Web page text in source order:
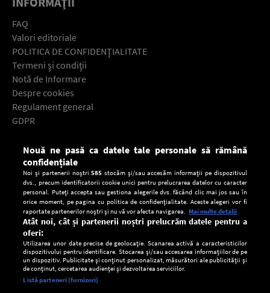
FAQ
Valori editoriale
POLITICA DE CONFIDENŢIALITATE
Termeni şi condiţii
Notă de Informare
Despre cookies
Regulament general
GDPR
Descarcă gratuit aplicaţia Europa FM pentru smartphone:
Setări:
Nouă ne pasă ca datele tale personale să rămână
confidențiale
Noi și partenerii noștri585 stocăm și/sau accesăm informații pe dispozitivul
dvs., precum identificatorii cookie unici pentru prelucrarea datelor cu caracter
personal. Puteți accepta sau gestiona alegerile dvs. făcând clic mai jos sau în
orice moment, pe pagina cu politica de confidențialitate. Aceste alegeri vor fi
raportate partenerilor noștri și nu vă vor afecta navigarea. Mai multe detalii
Atât noi, cât și partenerii noștri prelucrăm datele pentru a
oferi:
Utilizarea unor date precise de geolocație. Scanarea activă a caracteristicilor
dispozitivului pentru identificare. Stocarea și/sau accesarea informațiilor de pe
un dispozitiv. Publicitate și conținut personalizat, măsurători ale publicității și
de conținut, cercetarea audienței și dezvoltarea serviciilor.
Listă parteneri (furnizori)